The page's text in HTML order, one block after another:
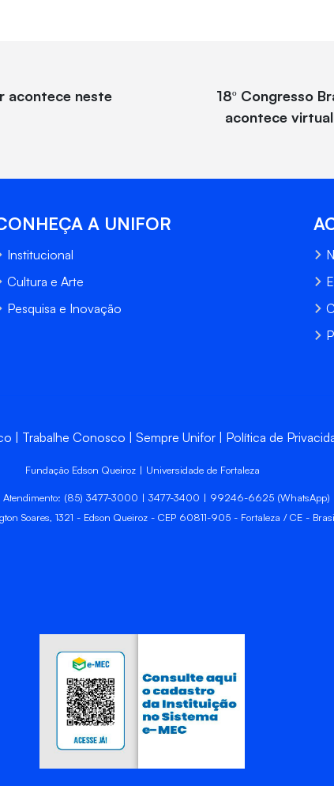
acontece neste
18º Congresso
acontece
A UNIFOR
Institucional
Cultura e Arte
Pesquisa e Inovação
Trabalhe Conosco Sempre Unifor Política de
Fundação Edson Queiroz | Universidade de Fortaleza
Atendimento: (85) 3477-3000 | 3477-3400 | 99246-6625 (WhatsApp)
Soares, 1321 - Edson Queiroz - CEP 60811-905 - Fortaleza / CE -